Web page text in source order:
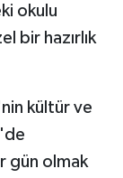
okulu
bir hazırlık
kültür ve
gün olmak